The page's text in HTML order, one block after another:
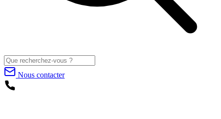
Nous contacter